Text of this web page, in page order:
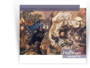
Sociologie si filozofie